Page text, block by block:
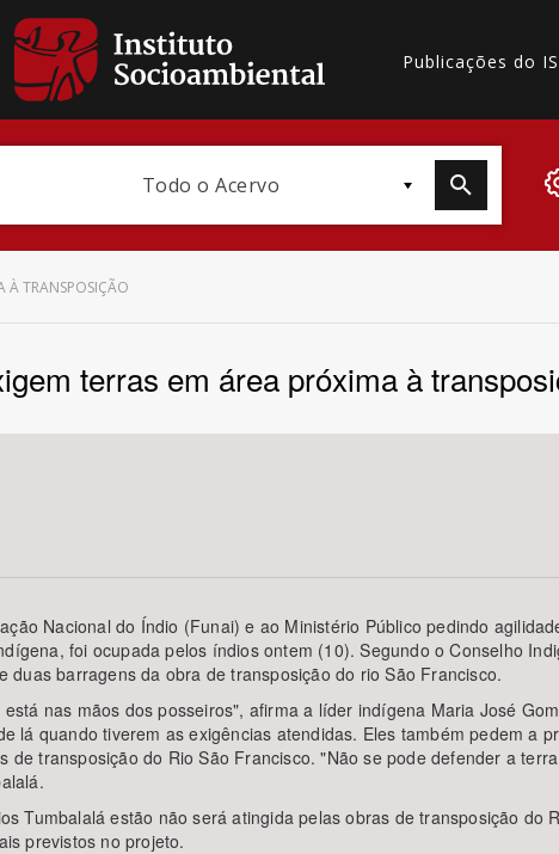
Publicações do
Todo o Acervo
Área Protegida
À TRANSPOSIÇÃO
terras em área próxima à
Nacional do Índio (Funai) e ao Ministério Público pedindo
foi ocupada pelos índios ontem (10). Segundo o Conselho
barragens da obra de transposição do rio São Francisco.
nas mãos dos posseiros", afirma a líder indígena Maria José
lá quando tiverem as exigências atendidas. Eles também pedem a
transposição do Rio São Francisco. "Não se pode defender a
Tumbalalá estão não será atingida pelas obras de transposição do
previstos no projeto.